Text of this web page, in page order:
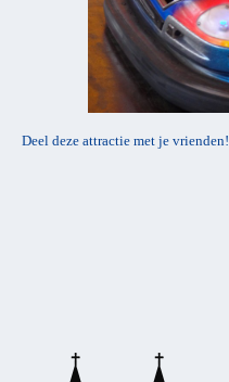
Deel deze attractie met je vrienden!